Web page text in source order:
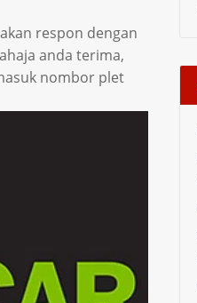
respon dengan
anda terima,
nombor plet